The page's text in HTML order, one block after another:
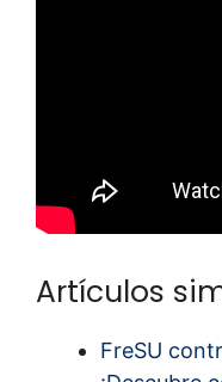
Artículos
FreSU